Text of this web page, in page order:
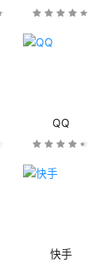
QQ
快手